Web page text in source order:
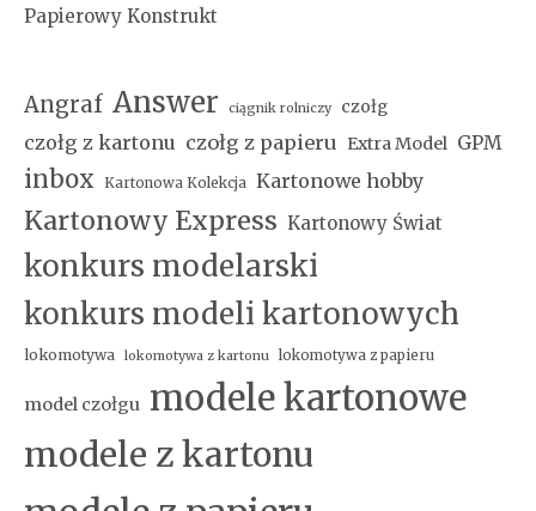
Papierowy Konstrukt
Angraf Answer ciągnik rolniczy czołg
czołg z kartonu czołg z papieru Extra Model GPM
inbox Kartonowa Kolekcja Kartonowe hobby
Kartonowy Express Kartonowy Świat
konkurs modelarski
konkurs modeli kartonowych
lokomotywa lokomotywa z kartonu lokomotywa z papieru
model czołgu modele kartonowe
modele z kartonu